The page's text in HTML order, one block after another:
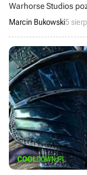
Warhorse Studios
Marcin Bukowski5